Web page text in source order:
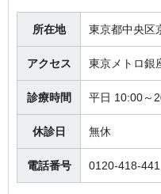
所在地 東京都中央
アクセス 東京メトロ
診療時間 平日 10:00～
休診日 無休
電話番号 0120-418-441